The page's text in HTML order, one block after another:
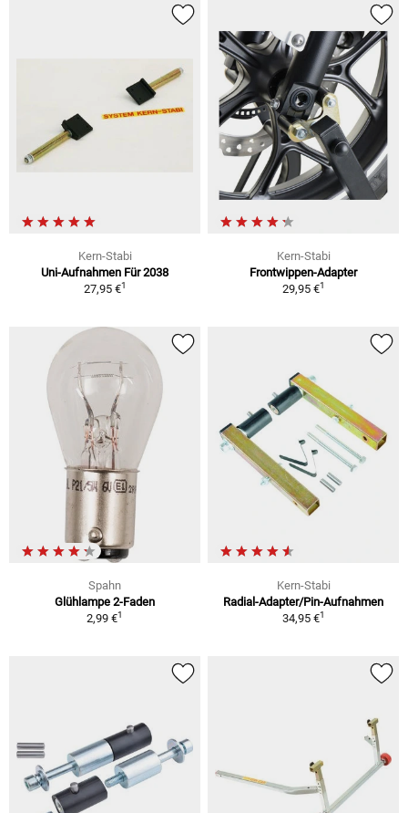
Kern-Stabi
Uni-Aufnahmen Für 2038
27,95 €1
Kern-Stabi
Frontwippen-Adapter
29,95 €1
Spahn
Glühlampe 2-Faden
2,99 €1
Kern-Stabi
Radial-Adapter/Pin-Aufnahmen
34,95 €1